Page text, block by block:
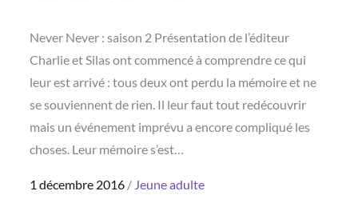
Never Never : saison 2 Présentation de l’éditeur
Charlie et Silas ont commencé à comprendre ce qui
leur est arrivé : tous deux ont perdu la mémoire et ne
se souviennent de rien. Il leur faut tout redécouvrir
mais un événement imprévu a encore compliqué les
choses. Leur mémoire s’est…
Posted
1 décembre 2016 Jeune adulte